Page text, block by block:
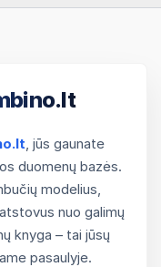
, jūs gaunate
duomenų bazės.
modelius,
nuo galimų
knyga – tai jūsų
pasaulyje.